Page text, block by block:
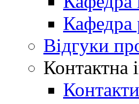
Кафедра
Відгуки
Контактна